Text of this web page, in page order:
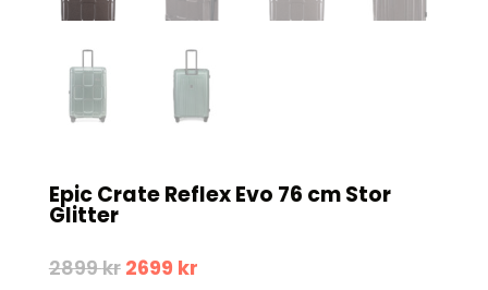
Epic Crate Reflex Evo 76 cm Stor
Glitter
2899kr Det
2699 krDet